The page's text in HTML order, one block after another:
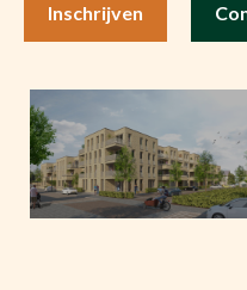
Inschrijven